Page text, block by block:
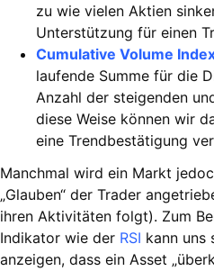
zu wie vielen Aktien
Unterstützung für einen
Cumulative Volume
laufende Summe für die
Anzahl der steigenden
diese Weise können wir
eine Trendbestätigung
Manchmal wird ein Markt
„Glauben“ der Trader
ihren Aktivitäten folgt). Zum
Indikator wie der RSI kann uns
anzeigen, dass ein Asset